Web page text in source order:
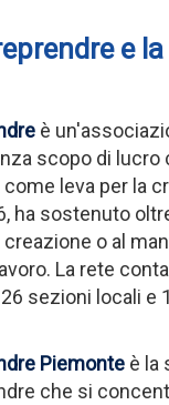
e
è
scopo di lucro
leva per la
ha sostenuto
o al
La rete
sezioni locali e
Piemonte è la
che si